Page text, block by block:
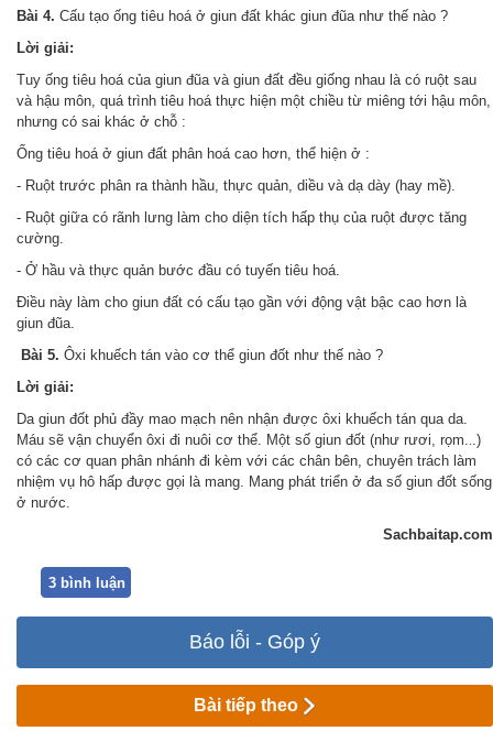
Bài 4. Cấu tạo ống tiêu hoá ở giun đất khác giun đũa như thế nào ?
Lời giải:
Tuy ống tiêu hoá của giun đũa và giun đất đều giống nhau là có ruột sau
và hậu môn, quá trình tiêu hoá thực hiện một chiều từ miêng tới hậu môn,
nhưng có sai khác ở chỗ :
Ống tiêu hoá ở giun đất phân hoá cao hơn, thể hiện ở :
- Ruột trước phân ra thành hầu, thực quản, diều và dạ dày (hay mề).
- Ruột giữa có rãnh lưng làm cho diện tích hấp thụ của ruột được tăng
cường.
- Ở hầu và thực quản bước đầu có tuyến tiêu hoá.
Điều này làm cho giun đất có cấu tạo gần với động vật bậc cao hơn là
giun đũa.
Bài 5. Ôxi khuếch tán vào cơ thể giun đốt như thế nào ?
Lời giải:
Da giun đốt phủ đầy mao mạch nên nhận được ôxi khuếch tán qua da.
Máu sẽ vận chuyển ôxi đi nuôi cơ thể. Một số giun đốt (như rươi, rọm. .)
có các cơ quan phân nhánh đi kèm với các chân bên, chuyên trách làm
nhiệm vụ hô hấp được gọi là mang. Mang phát triển ở đa số giun đốt sống
ở nước.
Sachbaitap.com
3 bình luận
Báo lỗi - Góp ý
Bài tiếp theo